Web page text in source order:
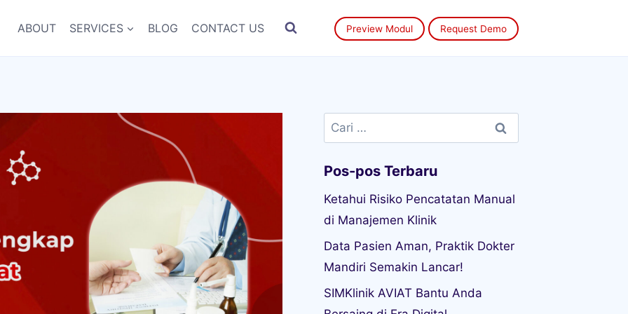
ABOUT SERVICES BLOG CONTACT US Preview Modul Request Demo
Cari
untuk:
Pos-pos Terbaru
Ketahui Risiko Pencatatan Manual
di Manajemen Klinik
Data Pasien Aman, Praktik Dokter
Mandiri Semakin Lancar!
SIMKlinik AVIAT Bantu Anda